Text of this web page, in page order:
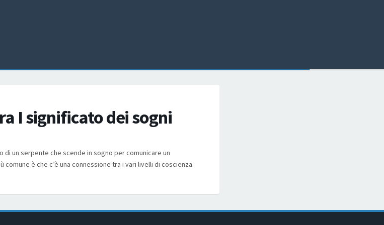
I significato dei sogni
di un serpente che scende in sogno per comunicare un
è che c’è una connessione tra i vari livelli di coscienza.